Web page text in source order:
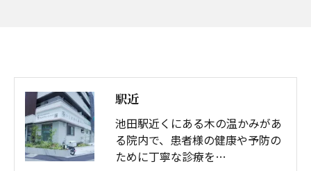
駅近
池田駅近くにある木の温かみがあ
る院内で、患者様の健康や予防の
ために丁寧な診療を…